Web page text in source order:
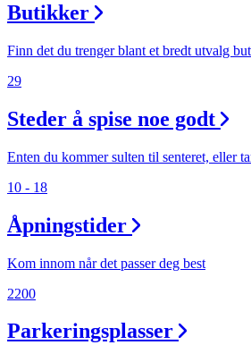
Butikker
Finn det du trenger blant et bredt utvalg
29
Steder å spise noe godt
Enten du kommer sulten til senteret, eller
10 - 18
Åpningstider
Kom innom når det passer deg best
2200
Parkeringsplasser